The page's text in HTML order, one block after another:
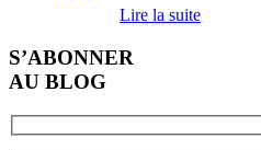
Lire la suite
S’ABONNER
AU BLOG